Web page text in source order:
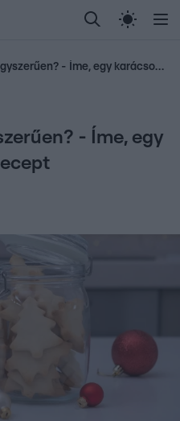
Randi Celeb vagyok,
Most Wanted Gallusz
Ehető ajándék egyszerűen? - Íme, egy karácsonyi mézes recept
- Íme, egy